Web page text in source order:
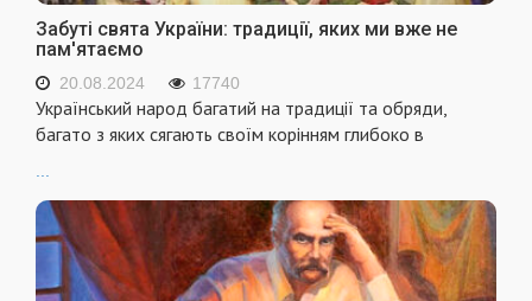
Забуті свята України: традиції, яких ми вже не
пам'ятаємо
20.08.2024 17740
Український народ багатий на традиції та обряди,
багато з яких сягають своїм корінням глибоко в